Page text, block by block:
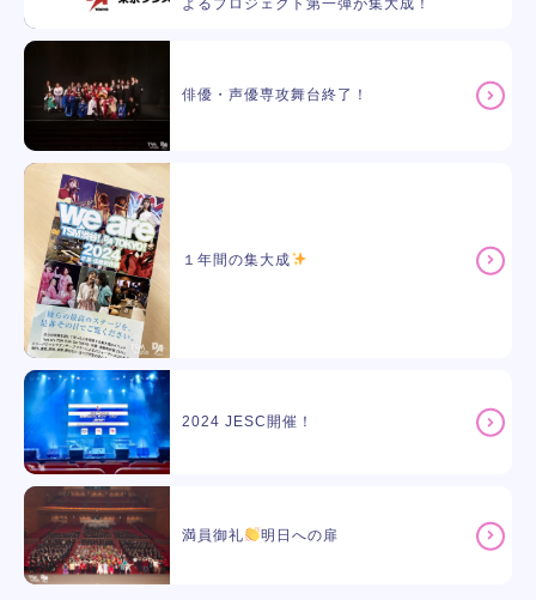
よるプロジェクト第一弾が集大成！
俳優・声優専攻舞台終了！
１年間の集大成
2024 JESC開催！
満員御礼 明日への扉